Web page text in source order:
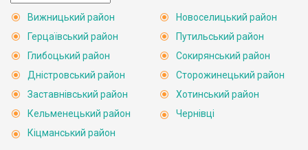
Вижницький район
Герцаївський район
Глибоцький район
Дністровський район
Заставнівський район
Кельменецький район
Кіцманський район
Новоселицький район
Путильський район
Сокирянський район
Сторожинецький район
Хотинський район
Чернівці